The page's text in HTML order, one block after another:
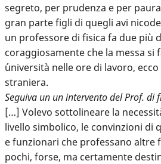
segreto, per prudenza e per
gran parte figli di quegli avi
un professore di fisica fa due più
coraggiosamente che la messa si
´università nelle ore di lavoro,
straniera.
Seguiva un un intervento del Prof. di
[…] Volevo sottolineare la
livello simbolico, le convinzioni di
e funzionari che professano altre
pochi, forse, ma certamente